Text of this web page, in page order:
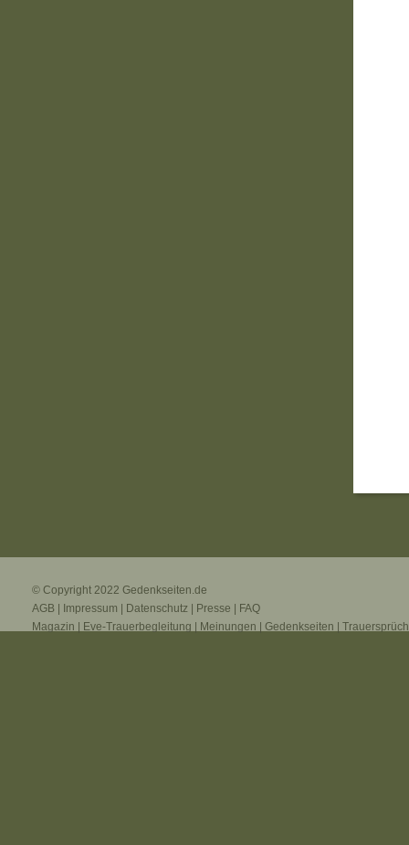
© Copyright 2022 Gedenkseiten.de
AGB
Impressum Datenschutz Presse
FAQ
Magazin
Eve-Trauerbegleitung Meinungen Gedenkseiten